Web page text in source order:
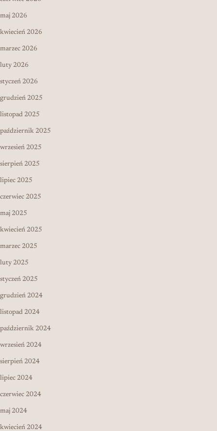
maj 2026
kwiecień 2026
marzec 2026
luty 2026
styczeń 2026
grudzień 2025
listopad 2025
październik 2025
wrzesień 2025
sierpień 2025
lipiec 2025
czerwiec 2025
maj 2025
kwiecień 2025
marzec 2025
luty 2025
styczeń 2025
grudzień 2024
listopad 2024
październik 2024
wrzesień 2024
sierpień 2024
lipiec 2024
czerwiec 2024
maj 2024
kwiecień 2024